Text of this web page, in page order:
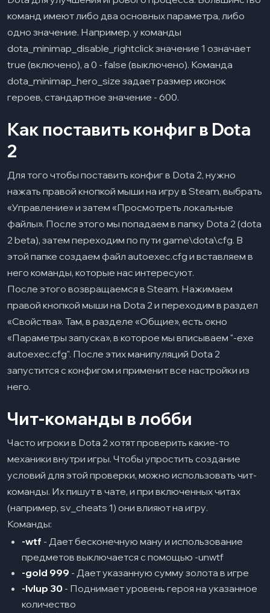
команд имеют либо два основных параметра, либо
одно значение. Например, у команды
dota_minimap_disable_rightclick значение 1 означает
true (включено), а 0 - false (выключено). Команда
dota_minimap_hero_size задает размер иконок
героев, стандартное значение - 600.
Как поставить конфиг в Dota
2
Для того чтобы поставить конфиг в Dota 2, нужно
нажать правой кнопкой мыши на игру в Steam, выбрать
«Управление» и затем «Просмотреть локальные
файлы». После этого мы попадаем в папку Dota 2 (dota
2 beta), затем переходим по пути game\dota\cfg. В
этой папке создаем файл autoexec.cfg и вставляем в
него команды, которые нас интересуют.
После этого возвращаемся в Steam. Нажимаем
правой кнопкой мыши на Dota 2 и переходим в раздел
«Свойства». Там, в разделе «Общие», есть окно
«Параметры запуска», в которое мы вписываем "-exe
autoexec.cfg". После этих манипуляций Dota 2
запустится с конфигом и применит все настройки из
него.
Чит-команды в лобби
Часто игроки в Dota 2 хотят проверить какие-то
механики внутри игры. Чтобы упростить создание
условий для этой проверки, можно использовать чит-
команды. Их пишут в чате, и при включенных читах
(например, sv_cheats 1) они влияют на игру.
Команды:
-wtf - Дает бесконечную ману и использование
предметов выключается с помощью -unwtf
-gold 999 - Дает указанную сумму золота в игре
-lvlup 30 - Поднимает уровень героя на указанное
количество